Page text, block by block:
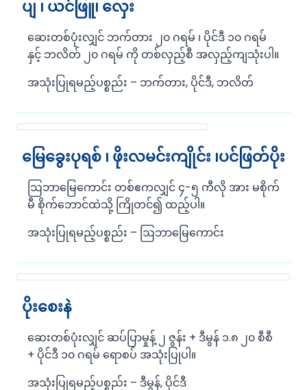
ပျ ၊ ယင်ဖြူ၊ လှေး
ဆေးတစ်ပုံးလျှင် ဘက်တား ၂၀ ဂရမ် ၊ ပိုင်ဒီ ၁၀ ဂရမ်
နှင့် ဘလိတ် ၂၀ ဂရမ် ကို တစ်လှည့်စီ အလှည့်ကျသုံးပါ။
အသုံးပြုရမည့်ပစ္စည်း – ဘက်တား, ပိုင်ဒီ, ဘလိတ်
မြေခွေးပုရစ် ၊ ဖိုးလမင်းကျိုင်း ၊ပင်ဖြတ်ပိုး
ဩဘာမြေကောင်း တစ်ဧကလျှင် ၄-၅ ကီလို အား မစိုက်
မီ စိုက်ဘောင်ထဲသို့ ကြိုတင်၍ ထည့်ပါ။
အသုံးပြုရမည့်ပစ္စည်း – ဩဘာမြေကောင်း
ပိုးစေးနဲ
ဆေးတစ်ပုံးလျှင် ဆပ်ပြာမှုန့် ၂ ဇွန်း + ဒီမွန် ၁.၈ ၂၀ စီစီ
+ ပိုင်ဒီ ၁၀ ဂရမ် ရောစပ် အသုံးပြုပါ။
အသုံးပြုရမည့်ပစ္စည်း – ဒီမွန်, ပိုင်ဒီ